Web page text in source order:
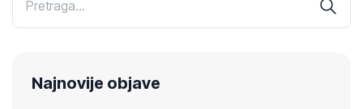
Najnovije objave